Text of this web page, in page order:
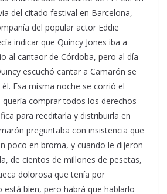
del citado festival en Barcelona,
del popular actor Eddie
indicar que Quincy Jones iba a
al cantaor de Córdoba, pero al día
escuchó cantar a Camarón se
Esa misma noche se corrió el
quería comprar todos los derechos
para reeditarla y distribuirla en
preguntaba con insistencia que
poco en broma, y cuando le dijeron
de cientos de millones de pesetas,
dolorosa que tenía por
está bien, pero habrá que hablarlo